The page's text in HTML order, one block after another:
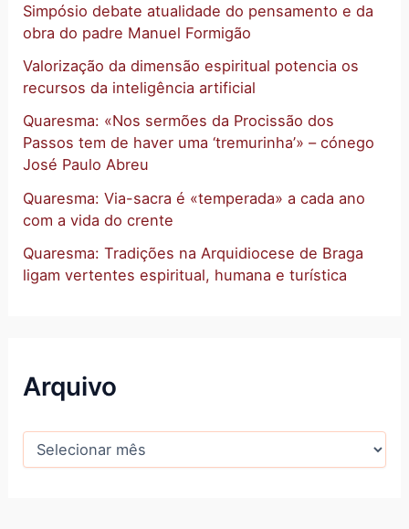
Simpósio debate atualidade do pensamento e da
obra do padre Manuel Formigão
Valorização da dimensão espiritual potencia os
recursos da inteligência artificial
Quaresma: «Nos sermões da Procissão dos
Passos tem de haver uma ‘tremurinha’» – cónego
José Paulo Abreu
Quaresma: Via-sacra é «temperada» a cada ano
com a vida do crente
Quaresma: Tradições na Arquidiocese de Braga
ligam vertentes espiritual, humana e turística
Arquivo